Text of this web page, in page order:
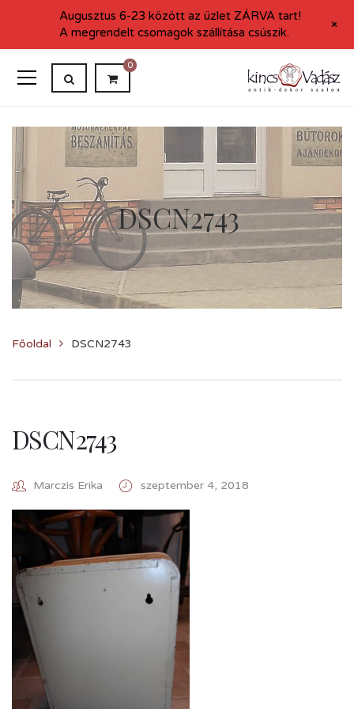
0
DSCN2743
Főoldal DSCN2743
DSCN2743
Marczis Erika szeptember 4, 2018
Augusztus 6-23 között az üzlet ZÁRVA tart!
A megrendelt csomagok szállítása csúszik.
+